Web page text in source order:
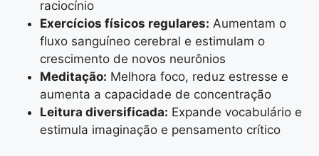
raciocínio
Exercícios físicos regulares: Aumentam o
fluxo sanguíneo cerebral e estimulam o
crescimento de novos neurônios
Meditação: Melhora foco, reduz estresse e
aumenta a capacidade de concentração
Leitura diversificada: Expande vocabulário e
estimula imaginação e pensamento crítico